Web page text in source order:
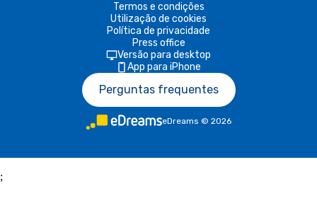
Termos e condições
Utilização de cookies
Política de privacidade
Press office
Versão para desktop
App para iPhone
Perguntas frequentes
eDreams © 2026
;